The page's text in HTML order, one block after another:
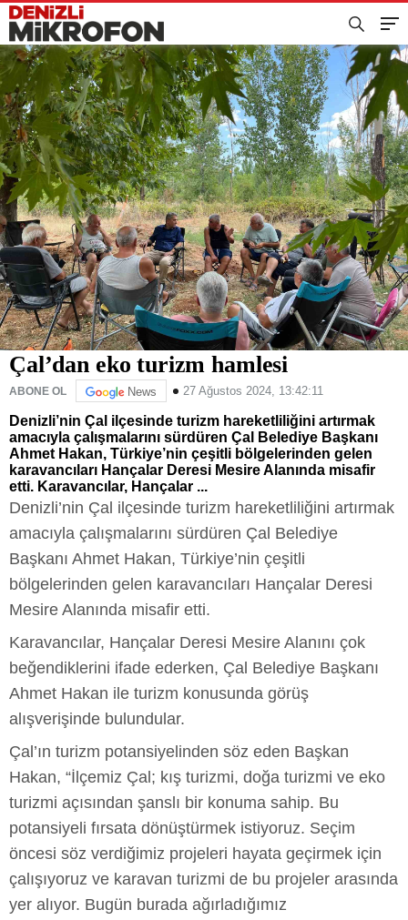
Çal’dan eko turizm hamlesi
ABONE OL News 27 Ağustos 2024, 13:42:11
Denizli’nin Çal ilçesinde turizm hareketliliğini artırmak
amacıyla çalışmalarını sürdüren Çal Belediye Başkanı
Ahmet Hakan, Türkiye’nin çeşitli bölgelerinden gelen
karavancıları Hançalar Deresi Mesire Alanında misafir
etti. Karavancılar, Hançalar ...
Denizli’nin Çal ilçesinde turizm hareketliliğini artırmak
amacıyla çalışmalarını sürdüren Çal Belediye
Başkanı Ahmet Hakan, Türkiye’nin çeşitli
bölgelerinden gelen karavancıları Hançalar Deresi
Mesire Alanında misafir etti.
Karavancılar, Hançalar Deresi Mesire Alanını çok
beğendiklerini ifade ederken, Çal Belediye Başkanı
Ahmet Hakan ile turizm konusunda görüş
alışverişinde bulundular.
Çal’ın turizm potansiyelinden söz eden Başkan
Hakan, “İlçemiz Çal; kış turizmi, doğa turizmi ve eko
turizmi açısından şanslı bir konuma sahip. Bu
potansiyeli fırsata dönüştürmek istiyoruz. Seçim
öncesi söz verdiğimiz projeleri hayata geçirmek için
çalışıyoruz ve karavan turizmi de bu projeler arasında
yer alıyor. Bugün burada ağırladığımız